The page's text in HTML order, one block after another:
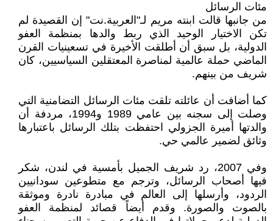
مئات الرسائل
من جانبها قالت ابنته مريم لـ"العربية.نت" إن القصيدة لم
تكن الاختيار الوحيد الذي ربط والدها بمنظمة العفو
الدولية، بل سبق أن أطلقت الأخيرة في تسعينيات القرن
الماضي حملة عالمية لمناصرة المعتقلين السياسيين، كان
شريف من بينهم.
كما أضافت أن عائلته تلقت مئات الرسائل التضامنية التي
وصلت إلى سجنه بين عامي 1989 و1994، مردفة أن
والدتها أميرة الجزولي احتفظت بتلك الرسائل باعتبارها
وثائق لضمير عالمي حي.
وفي 2007، رد شريف الجميل بأمسية في لندن، شكر
فيها أصحاب الرسائل، وترجم مع متطوعين سودانيين
الردود، وأرسلها إلى العالم في مبادرة نادرة وموثقة
بالصوت والصورة. وقدم أيضاً قصائد لمنظمة العفو